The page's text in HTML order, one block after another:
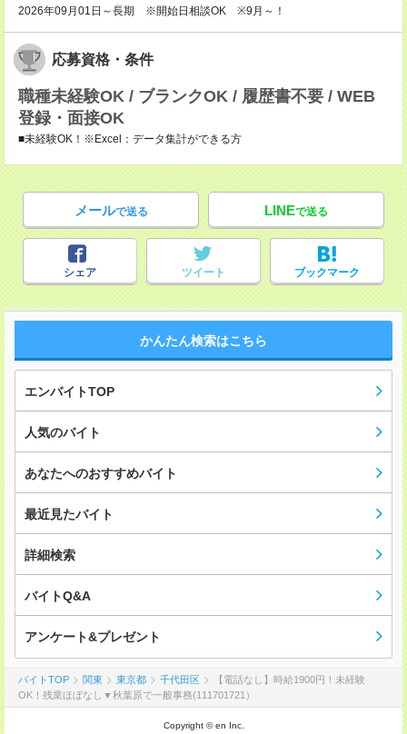
2026年09月01日～長期 ※開始日相談OK ※9月～！
応募資格・条件
職種未経験OK / ブランクOK / 履歴書不要 / WEB
登録・面接OK
■未経験OK！※Excel：データ集計ができる方
メールで送る LINEで送る
シェア ツイート ブックマーク
かんたん検索はこちら
エンバイトTOP
人気のバイト
あなたへのおすすめバイト
最近見たバイト
詳細検索
バイトQ&A
アンケート&プレゼント
バイトTOP 関東 東京都 千代田区
【電話なし】時給1900円！未経験
OK！残業ほぼなし▼秋葉原で一般事務(111701721）
Copyright © en Inc.